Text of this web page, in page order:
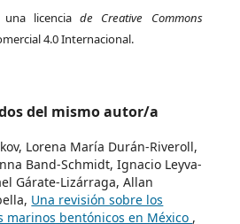
una licenciade Creative Commons
4.0 Internacional.
del mismo autor/a
Lorena María Durán-Riveroll,
Band-Schmidt, Ignacio Leyva-
Gárate-Lizárraga, Allan
Una revisión sobre los
marinos bentónicos en México ,